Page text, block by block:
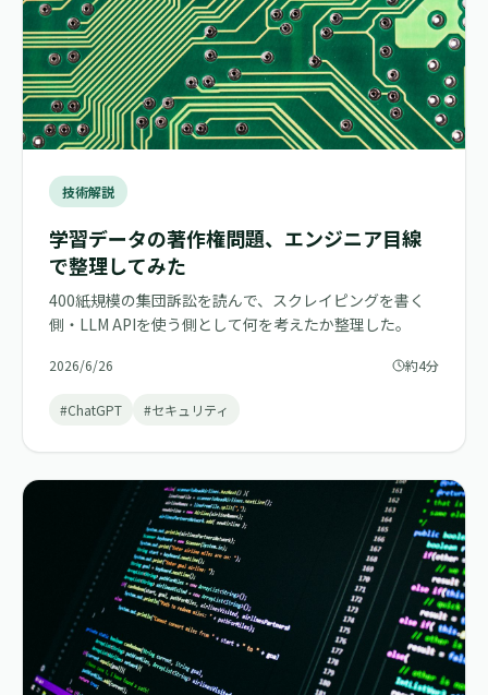
技術解説
学習データの著作権問題、エンジニア目線
で整理してみた
400紙規模の集団訴訟を読んで、スクレイピングを書く
側・LLM APIを使う側として何を考えたか整理した。
2026/6/26 約4分
#ChatGPT #セキュリティ